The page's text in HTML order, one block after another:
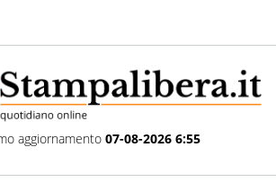
aggiornamento 07-08-2026 6:55